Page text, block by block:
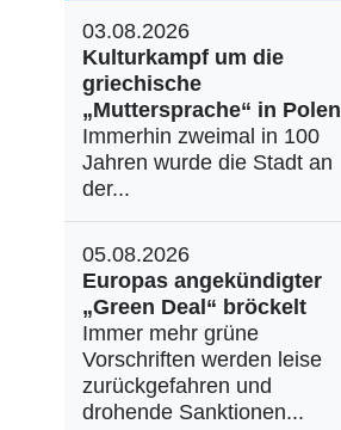
03.08.2026
Kulturkampf um die
griechische
„Muttersprache“ in Polen
Immerhin zweimal in 100
Jahren wurde die Stadt an
der...
05.08.2026
Europas angekündigter
„Green Deal“ bröckelt
Immer mehr grüne
Vorschriften werden leise
zurückgefahren und
drohende Sanktionen...